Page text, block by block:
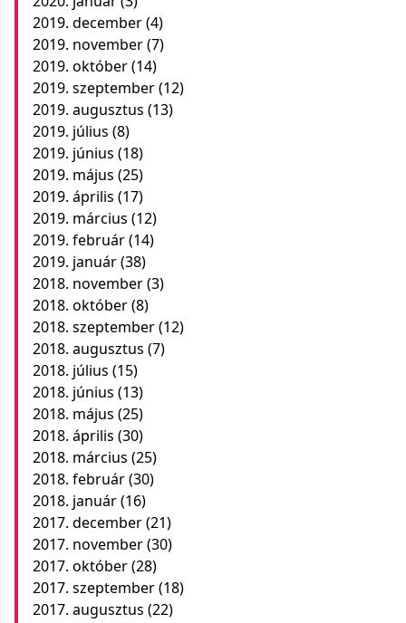
2019. december(4)
2019. november(7)
2019. október(14)
2019. szeptember(12)
2019. augusztus (13)
2019. július (8)
2019. június (18)
2019. május (25)
2019. április (17)
2019. március (12)
2019. február(14)
2019. január(38)
2018. november(3)
2018. október(8)
2018. szeptember(12)
2018. augusztus (7)
2018. július (15)
2018. június (13)
2018. május (25)
2018. április (30)
2018. március (25)
2018. február(30)
2018. január(16)
2017. december(21)
2017. november(30)
2017. október(28)
2017. szeptember(18)
2017. augusztus (22)